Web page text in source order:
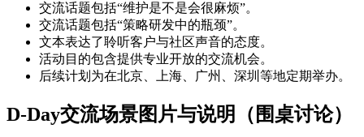
交流话题包括“维护是不是会很麻烦”。
交流话题包括“策略研发中的瓶颈”。
文本表达了聆听客户与社区声音的态度。
活动目的包含提供专业开放的交流机会。
后续计划为在北京、上海、广州、深圳等地定期举办。
D-Day交流场景图片与说明（围桌讨论）